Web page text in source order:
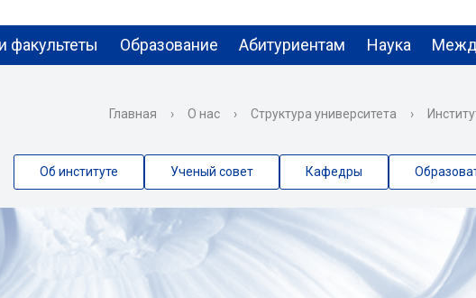
факультеты Образование Абитуриентам Наука
Главная › О нас › Структура университета ›
Об институте Ученый совет Кафедры